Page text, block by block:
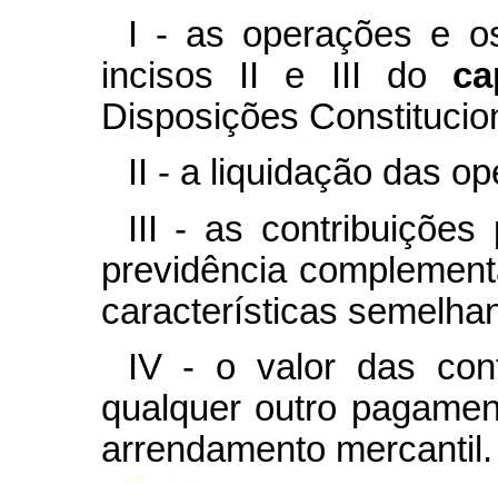
I - as operações e
incisos II e III do
Disposições
II - a liquidação das
III - as contribuições
previdência
características
IV - o valor das
qualquer outro
arrendamento mercantil.